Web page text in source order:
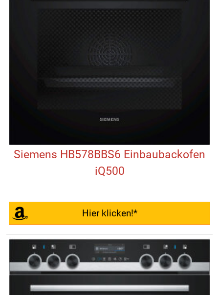
Siemens HB578BBS6 Einbaubackofen
iQ500
Hier klicken!*